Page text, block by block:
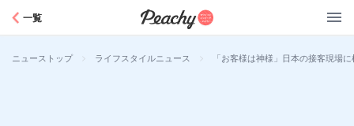
一覧
ニューストップ > ライフスタイルニュース > 「お客様は神様」日本の接客現場